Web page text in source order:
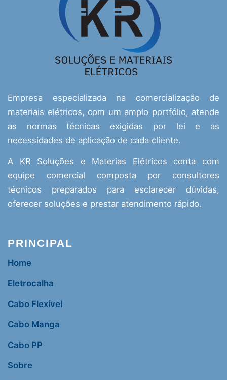
Empresa especializada na comercialização de
materiais elétricos, com um amplo portfólio, atende
as normas técnicas exigidas por lei e as
necessidades de aplicação de cada cliente.
A KR Soluções e Materias Elétricos conta com
equipe comercial composta por consultores
técnicos preparados para esclarecer dúvidas,
oferecer soluções e prestar atendimento rápido.
PRINCIPAL
Home
Eletrocalha
Cabo Flexível
Cabo Manga
Cabo PP
Sobre